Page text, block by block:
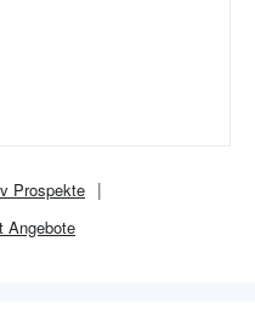
Prospekte
Angebote